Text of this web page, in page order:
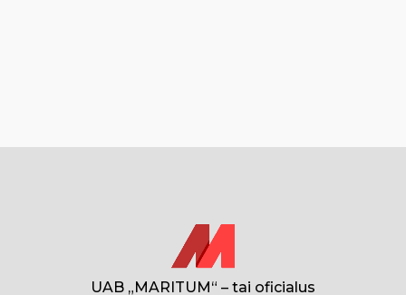
UAB „MARITUM“ – tai oficialus